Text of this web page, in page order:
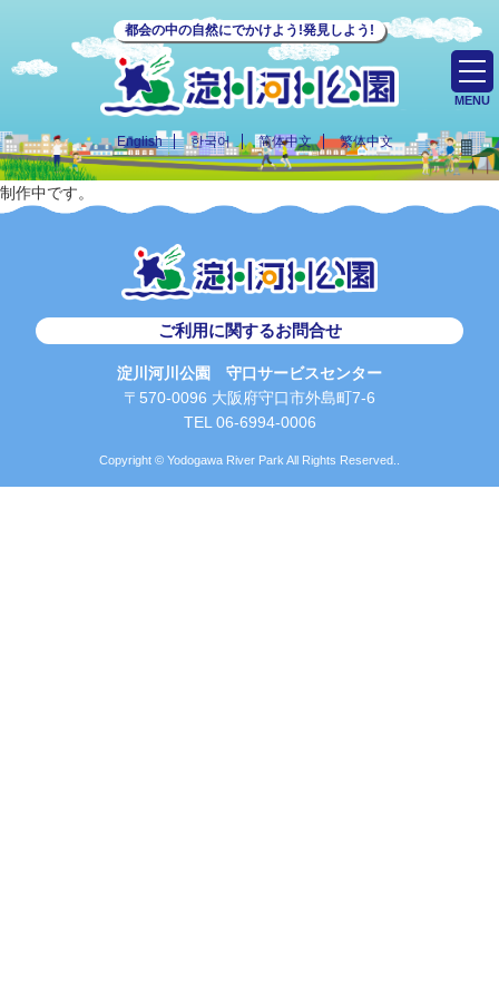
都会の中の自然にでかけよう!発見しよう!
English 한국어 简体中文 繁体中文
MENU
制作中です。
ご利用に関するお問合せ
淀川河川公園 守口サービスセンター
〒570-0096 大阪府守口市外島町7-6
TEL 06-6994-0006
Copyright © Yodogawa River Park All Rights Reserved..